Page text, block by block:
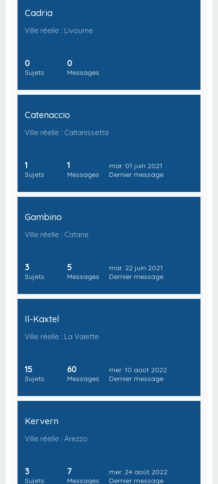
Cadria
Ville réelle : Livourne
0
Sujets
0
Messages
Catenaccio
Ville réelle : Caltanissetta
1
Sujets
1
Messages
mar. 01 juin 2021
Dernier message
Gambino
Ville réelle : Catane
3
Sujets
5
Messages
mar. 22 juin 2021
Dernier message
Il-Kaxtel
Ville réelle : La Valette
15
Sujets
60
Messages
mer. 10 août 2022
Dernier message
Kervern
Ville réelle : Arezzo
3
Sujets
7
Messages
mer. 24 août 2022
Dernier message